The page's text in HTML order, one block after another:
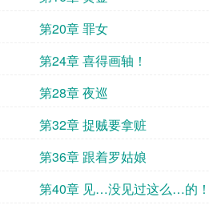
第20章 罪女
第24章 喜得画轴！
第28章 夜巡
第32章 捉贼要拿赃
第36章 跟着罗姑娘
第40章 见…没见过这么…的！